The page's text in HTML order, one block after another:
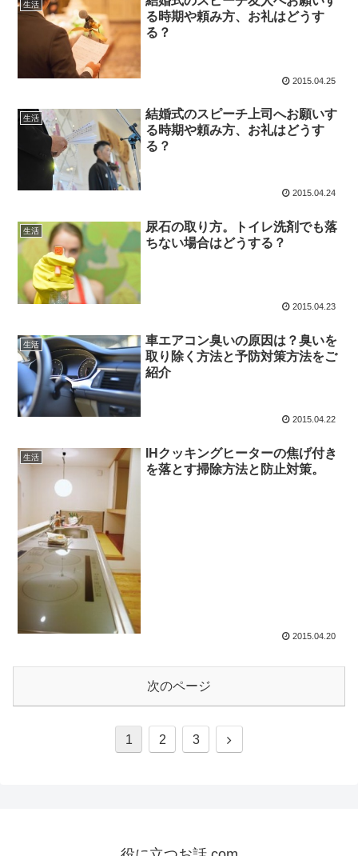
生活
る時期や頼み方、お礼はどうす
る？
2015.04.25
生活
結婚式のスピーチ上司へお願いす
る時期や頼み方、お礼はどうす
る？
2015.04.24
生活
尿石の取り方。トイレ洗剤でも落
ちない場合はどうする？
2015.04.23
生活
車エアコン臭いの原因は？臭いを
取り除く方法と予防対策方法をご
紹介
2015.04.22
生活
IHクッキングヒーターの焦げ付き
を落とす掃除方法と防止対策。
2015.04.20
次のページ
1 2 3
次